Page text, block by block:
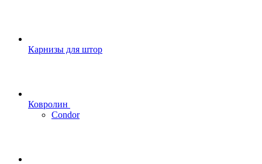
Карнизы для штор
Ковролин
Condor